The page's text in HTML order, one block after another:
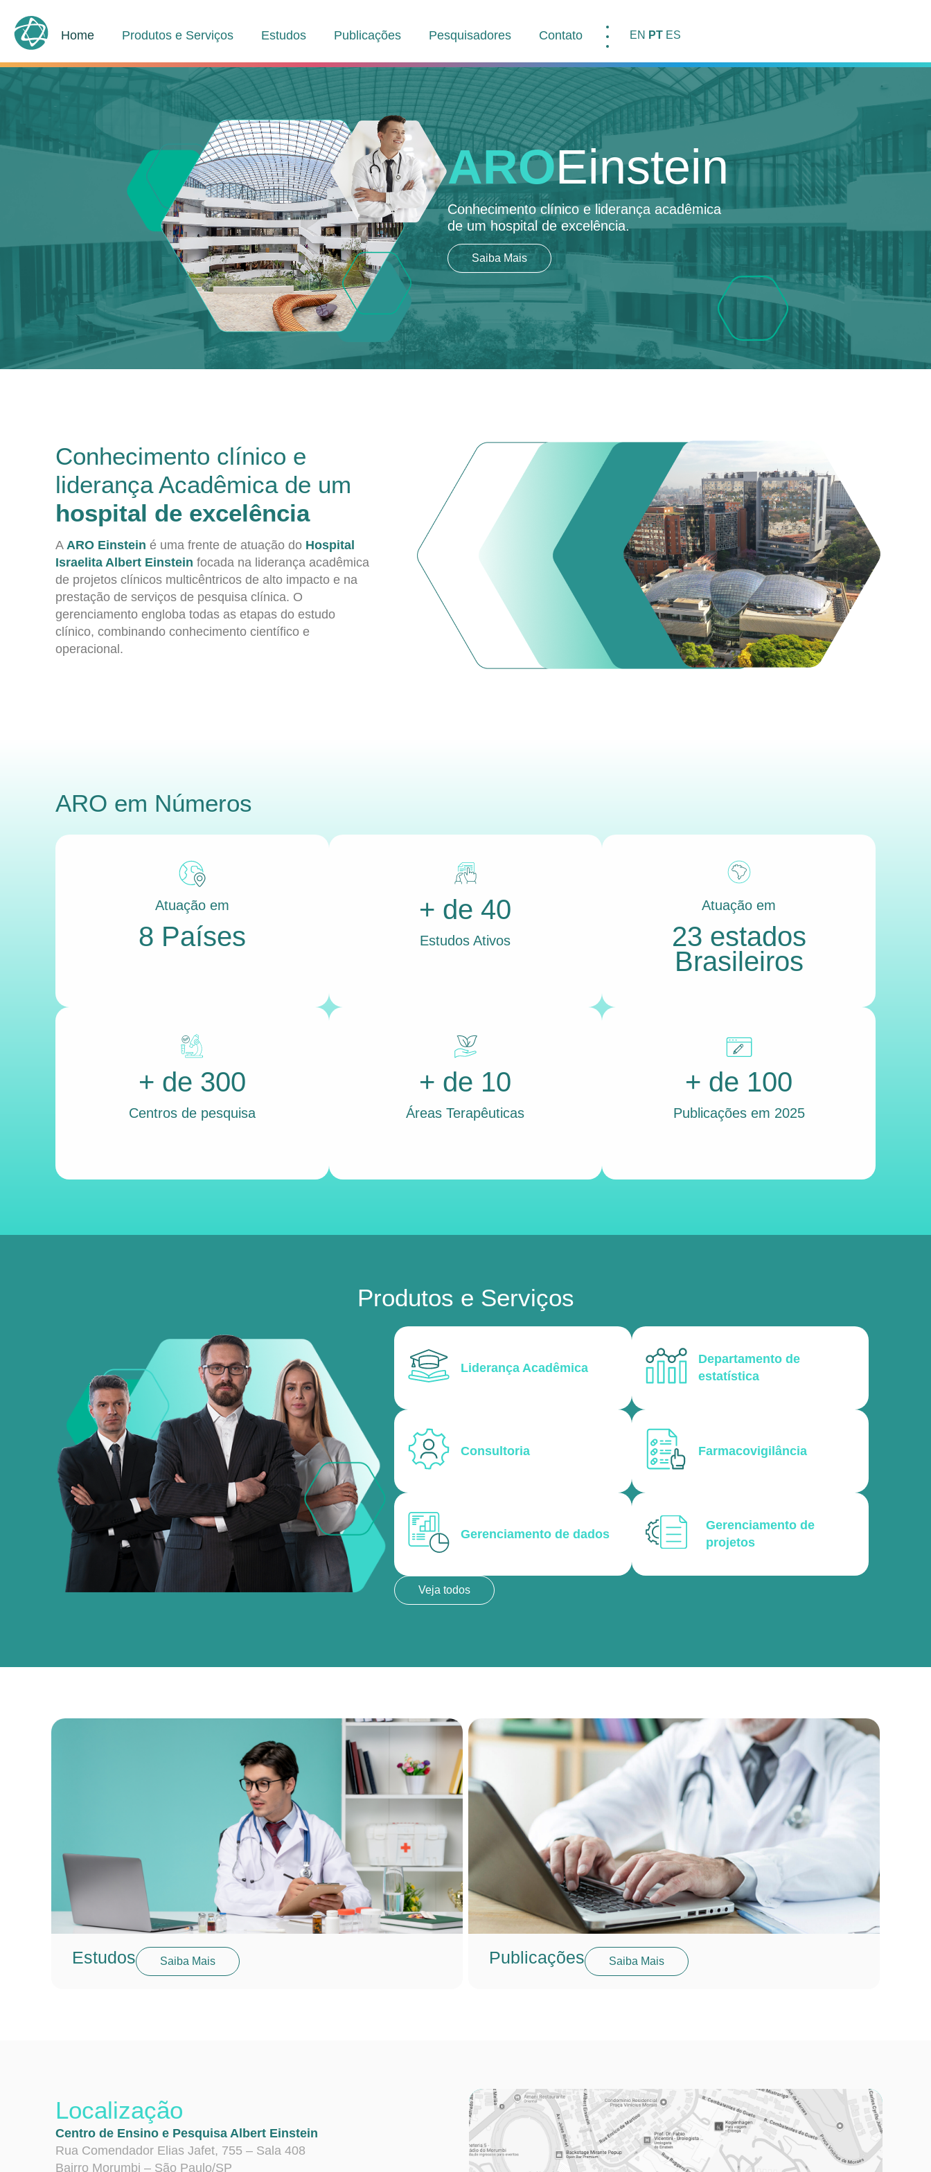
Home Produtos e Serviços Estudos Publicações Pesquisadores Contato EN PT ES
AROEinstein
Conhecimento clínico e liderança acadêmica
de um hospital de excelência.
Saiba Mais
Conhecimento clínico e
liderança Acadêmica de um
hospital de excelência
A ARO Einstein é uma frente de atuação do Hospital
Israelita Albert Einstein focada na liderança acadêmica
de projetos clínicos multicêntricos de alto impacto e na
prestação de serviços de pesquisa clínica. O
gerenciamento engloba todas as etapas do estudo
clínico, combinando conhecimento científico e
operacional.
ARO em Números
Atuação em
8 Países
+ de 40
Estudos Ativos
Atuação em
23 estados
Brasileiros
+ de 300
Centros de pesquisa
+ de 10
Áreas Terapêuticas
+ de 100
Publicações em 2025
Produtos e Serviços
Liderança Acadêmica
Departamento de
estatística
Consultoria Farmacovigilância
Gerenciamento de dados
Gerenciamento de
projetos
Veja todos
Estudos Saiba Mais Publicações Saiba Mais
Localização
Centro de Ensino e Pesquisa Albert Einstein
Rua Comendador Elias Jafet, 755 – Sala 408
Bairro Morumbi – São Paulo/SP